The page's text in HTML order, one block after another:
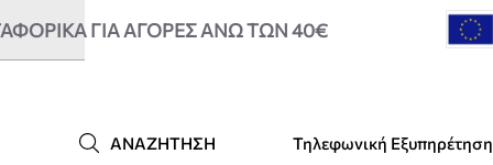
ΓΙΑ ΑΓΟΡΈΣ ΆΝΩ ΤΩΝ 40€
ΑΝΑΖΉΤΗΣΗ Τηλεφωνική Εξυπηρέτηση